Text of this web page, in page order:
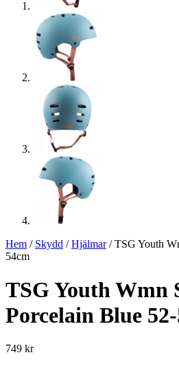
Hem / Skydd /Hjälmar/ TSG Youth
54cm
TSG Youth Wmn
Porcelain Blue
749 kr